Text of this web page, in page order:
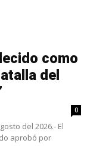
como
del
0
del 2026.- El
aprobó por